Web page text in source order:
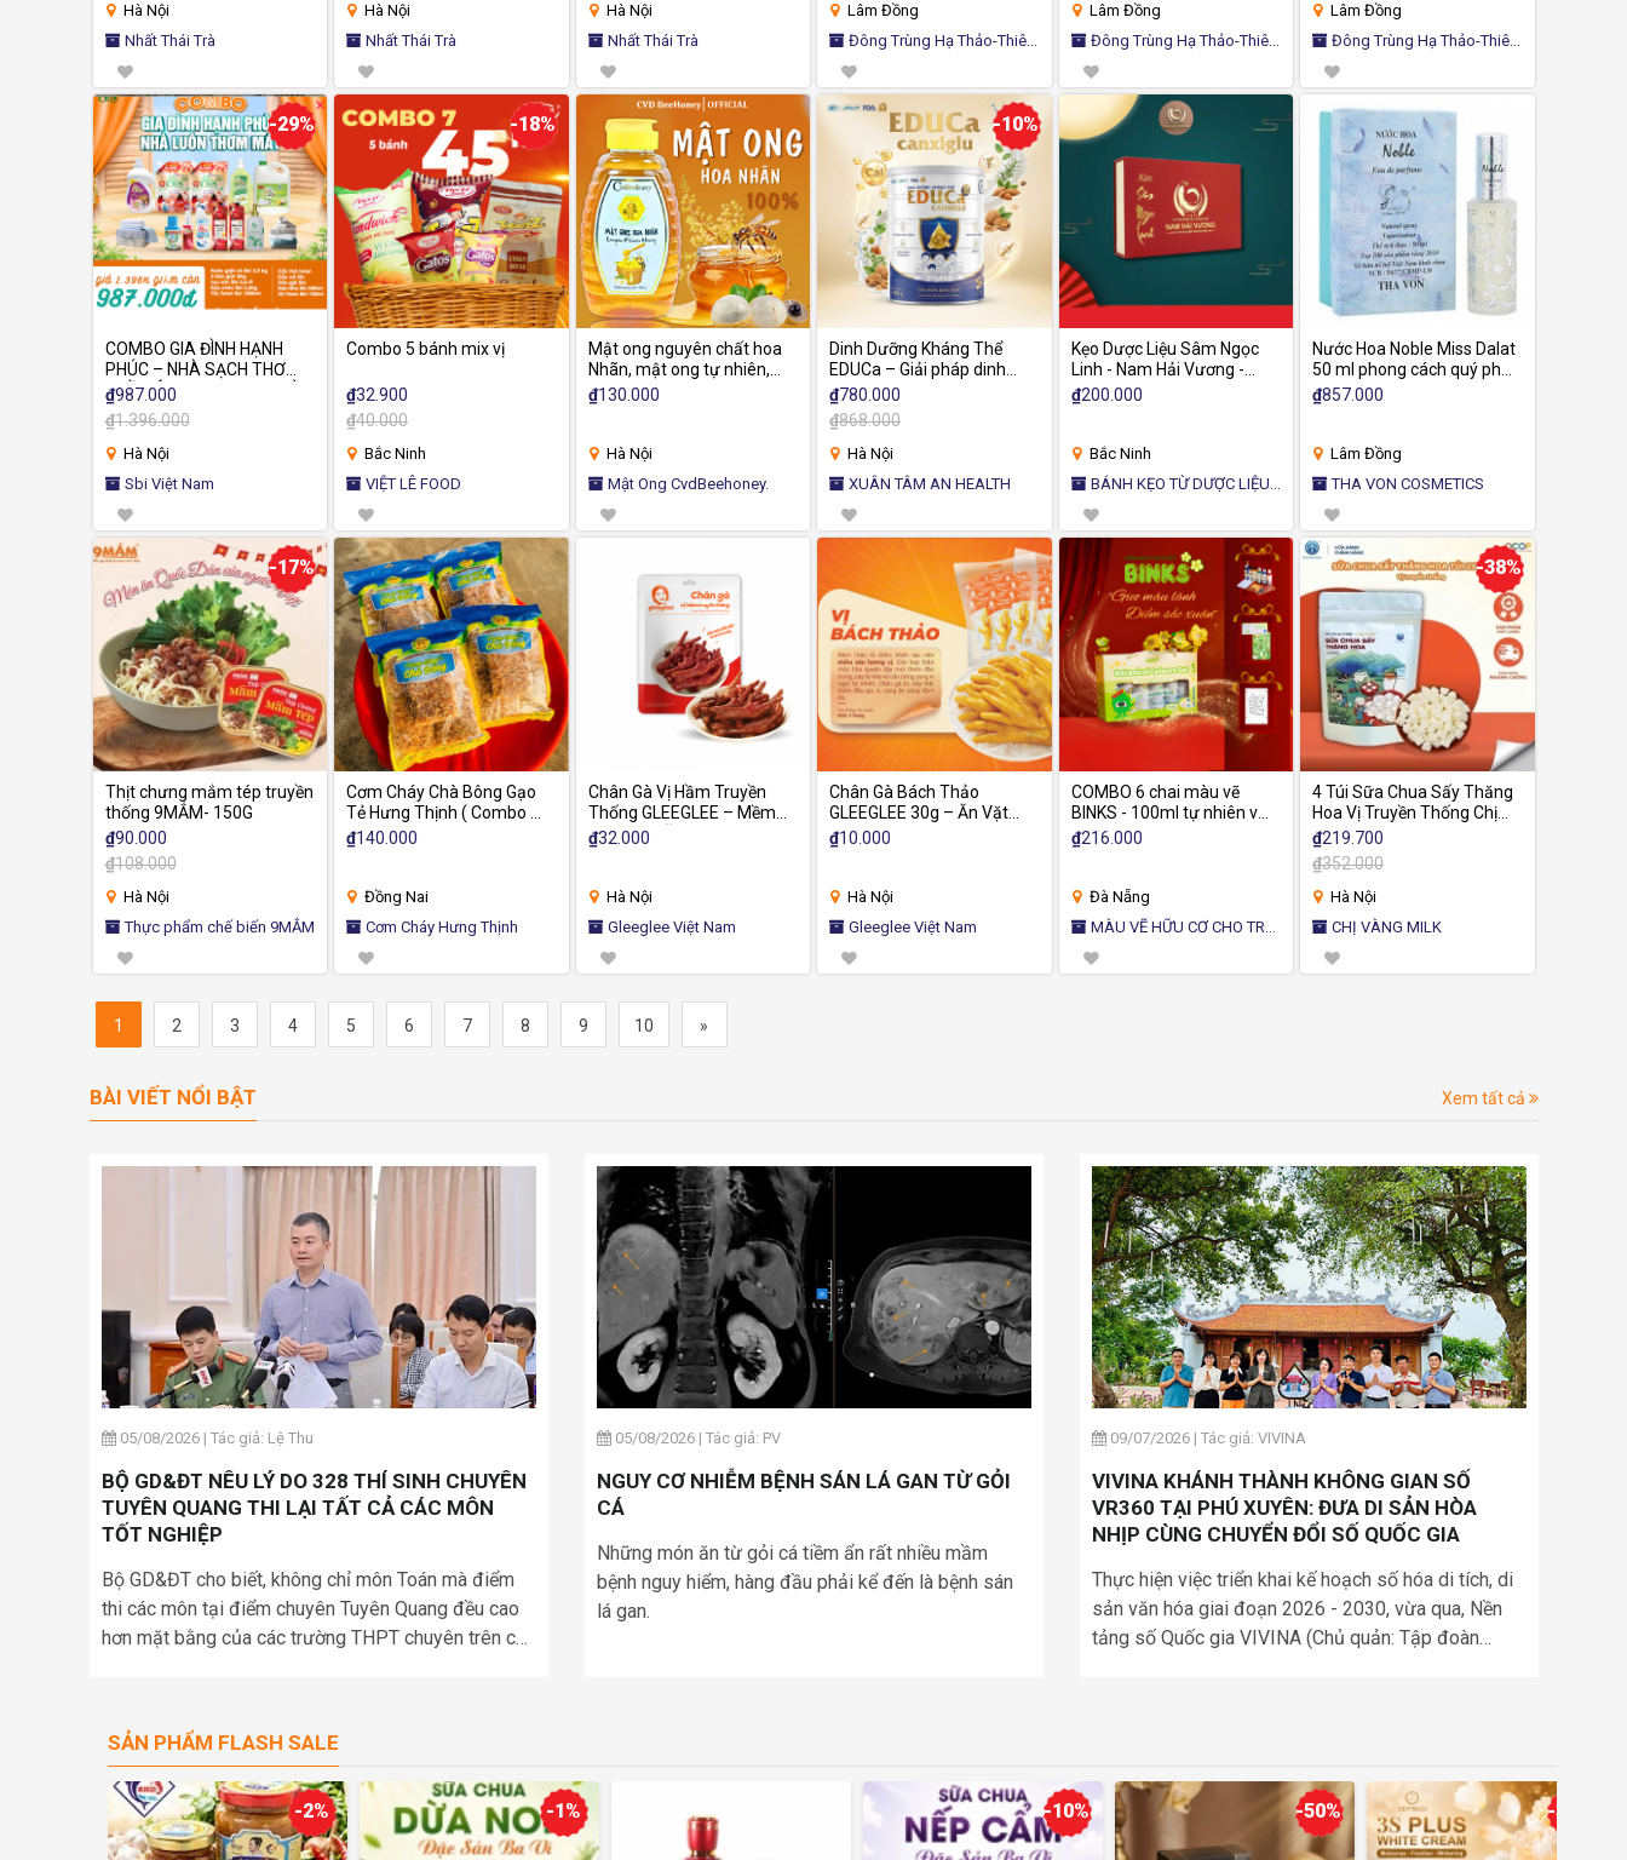
Hà Nội
Nhất Thái Trà
Hà Nội
Nhất Thái Trà
Hà Nội
Nhất Thái Trà
Lâm Đồng
Hương Phát
Lâm Đồng
Hương Phát
Lâm Đồng
Hương Phát
-29%
COMBO GIA ĐÌNH HẠNH
PHÚC – NHÀ SẠCH THƠM,
QUẦN ÁO LƯU HƯƠNG CẢ
NGÀY
₫987.000
₫1.396.000
Hà Nội
Sbi Việt Nam
-18%
Combo 5 bánh mix vị
₫32.900
₫40.000
Bắc Ninh
VIỆT LÊ FOOD
Mật ong nguyên chất hoa
Nhãn, mật ong tự nhiên,
tăng sức đề kháng, giảm
ho, mật ong CvdBeehoney
₫130.000
Hà Nội
Mật Ong CvdBeehoney.
-10%
Dinh Dưỡng Kháng Thể
EDUCa – Giải pháp dinh
dưỡng khoa học cho trí tuệ
và sức khỏe toàn diện -
800g
₫780.000
₫868.000
Hà Nội
XUÂN TÂM AN HEALTH
Kẹo Dược Liệu Sâm Ngọc
Linh - Nam Hải Vương -
Giảm Stress, điều hòa miễn
dịch - Hộp 850g (12 túi)
₫200.000
Bắc Ninh
NAM HẢI VƯƠNG
Nước Hoa Noble Miss Dalat
50 ml phong cách quý phái ,
sang trọng , nồng ấm một
cách hoàn hảo
₫857.000
Lâm Đồng
THA VON COSMETICS
-17%
Thịt chưng mắm tép truyền
thống 9MẮM- 150G
₫90.000
₫108.000
Hà Nội
Thực phẩm chế biến 9MẮM
Cơm Cháy Chà Bông Gạo
Tẻ Hưng Thịnh ( Combo 4
gói - 400g) – Giòn Tan, Đậm
Vị, Ăn Là Ghiền
₫140.000
Đồng Nai
Cơm Cháy Hưng Thịnh
Chân Gà Vị Hầm Truyền
Thống GLEEGLEE – Mềm
Thấm Vị , Ăn Liền Tiện Dụng
₫32.000
Hà Nội
Gleeglee Việt Nam
Chân Gà Bách Thảo
GLEEGLEE 30g – Ăn Vặt
Mini , Ngon Lạ Miệng
₫10.000
Hà Nội
Gleeglee Việt Nam
COMBO 6 chai màu vẽ
BINKS - 100ml tự nhiên và
an toàn cho trẻ em
₫216.000
Đà Nẵng
EM BINKS
-38%
4 Túi Sữa Chua Sấy Thăng
Hoa Vị Truyền Thống Chị
Vàng Milk 25g - Giòn Xốp,
Chua Ngọt Tự Nhiên - Bữa
Ăn Dinh Dưỡng Cho Cả Gia
Đình
₫219.700
₫352.000
Hà Nội
CHỊ VÀNG MILK
1 2 3 4 5 6 7 8 9 10 »
BÀI VIẾT NỔI BẬT Xem tất cả
05/08/2026 | Tác giả: Lệ Thu
BỘ GD&ĐT NÊU LÝ DO 328 THÍ SINH CHUYÊN
TUYÊN QUANG THI LẠI TẤT CẢ CÁC MÔN
TỐT NGHIỆP
Bộ GD&ĐT cho biết, không chỉ môn Toán mà điểm
thi các môn tại điểm chuyên Tuyên Quang đều cao
hơn mặt bằng của các trường THPT chuyên trên cả
05/08/2026 | Tác giả: PV
NGUY CƠ NHIỄM BỆNH SÁN LÁ GAN TỪ GỎI
CÁ
Những món ăn từ gỏi cá tiềm ẩn rất nhiều mầm
bệnh nguy hiểm, hàng đầu phải kể đến là bệnh sán
lá gan.
09/07/2026 | Tác giả: VIVINA
VIVINA KHÁNH THÀNH KHÔNG GIAN SỐ
VR360 TẠI PHÚ XUYÊN: ĐƯA DI SẢN HÒA
NHỊP CÙNG CHUYỂN ĐỔI SỐ QUỐC GIA
Thực hiện việc triển khai kế hoạch số hóa di tích, di
sản văn hóa giai đoạn 2026 - 2030, vừa qua, Nền
tảng số Quốc gia VIVINA (Chủ quản: Tập đoàn
SẢN PHẨM FLASH SALE
-2% -1% -10% -50% -30%